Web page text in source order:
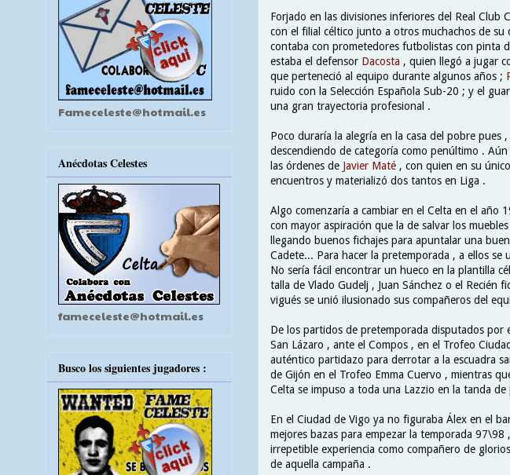
Forjado en las divisiones inferiores del Real Club
con el filial céltico junto a otros muchachos de
contaba con prometedores futbolistas con pinta
estaba el defensor Dacosta , quien llegó a jugar
que perteneció al equipo durante algunos años ;
ruido con la Selección Española Sub-20 ; y el
una gran trayectoria profesional .
Poco duraría la alegría en la casa del pobre
descendiendo de categoría como penúltimo .
las órdenes de Javier Maté , con quien en su
encuentros y materializó dos tantos en Liga .
Algo comenzaría a cambiar en el Celta en el año
con mayor aspiración que la de salvar los
llegando buenos fichajes para apuntalar una
Cadete... Para hacer la pretemporada , a ellos
No sería fácil encontrar un hueco en la plantilla
talla de Vlado Gudelj , Juan Sánchez o el Recién
vigués se unió ilusionado sus compañeros del
De los partidos de pretemporada disputados por
San Lázaro , ante el Compos , en el Trofeo
auténtico partidazo para derrotar a la escuadra
de Gijón en el Trofeo Emma Cuervo , mientras
Celta se impuso a toda una Lazzio en la tanda
En el Ciudad de Vigo ya no figuraba Álex en el
mejores bazas para empezar la temporada
irrepetible experiencia como compañero de
de aquella campaña .
Fameceleste@hotmail.es
Anécdotas Celestes
fameceleste@hotmail.es
Busco los siguientes jugadores :